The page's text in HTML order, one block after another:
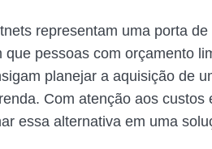
representam uma porta
pessoas com orçamento
planejar a aquisição de
Com atenção aos custos
essa alternativa em uma